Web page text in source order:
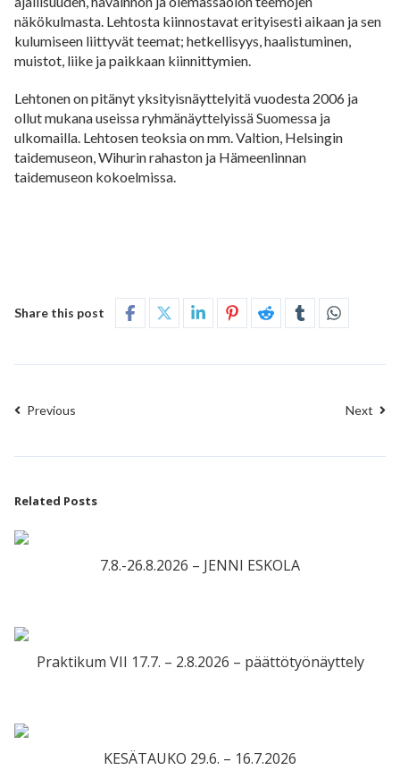
näkökulmasta. Lehtosta kiinnostavat erityisesti aikaan ja sen
kulumiseen liittyvät teemat; hetkellisyys, haalistuminen,
muistot, liike ja paikkaan kiinnittymien.
Lehtonen on pitänyt yksityisnäyttelyitä vuodesta 2006 ja
ollut mukana useissa ryhmänäyttelyissä Suomessa ja
ulkomailla. Lehtosen teoksia on mm. Valtion, Helsingin
taidemuseon, Wihurin rahaston ja Hämeenlinnan
taidemuseon kokoelmissa.
Share this post
Previous Next
Related Posts
7.8.-26.8.2026 – JENNI ESKOLA
Praktikum VII 17.7. – 2.8.2026 – päättötyönäyttely
KESÄTAUKO 29.6. – 16.7.2026